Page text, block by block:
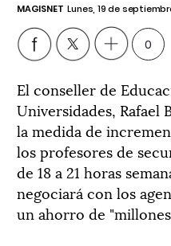
MAGISNET Lunes, 19 de
0
El conseller de
Universidades, Rafael
la medida de
los profesores de
de 18 a 21 horas
negociará con los
un ahorro de